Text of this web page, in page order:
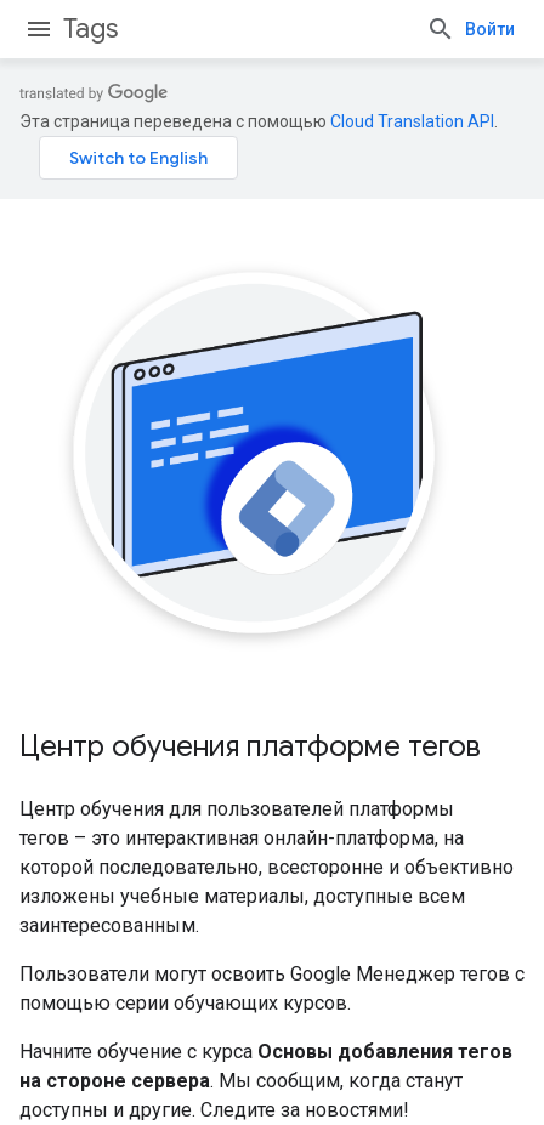
Tags Войти
Эта страница переведена с помощью Cloud Translation API
Центр обучения платформе тегов
Центр обучения для пользователей платформы
тегов – это интерактивная онлайн-платформа, на
которой последовательно, всесторонне и объективно
изложены учебные материалы, доступные всем
заинтересованным.
Пользователи могут освоить Google Менеджер тегов с
помощью серии обучающих курсов.
Начните обучение с курса Основы добавления тегов
на стороне сервера. Мы сообщим, когда станут
доступны и другие. Следите за новостями!